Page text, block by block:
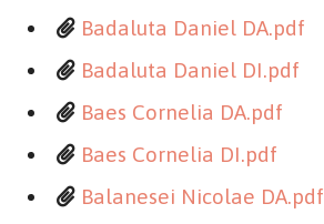
Badaluta Daniel DA.pdf
Badaluta Daniel DI.pdf
Baes Cornelia DA.pdf
Baes Cornelia DI.pdf
Balanesei Nicolae DA.pdf